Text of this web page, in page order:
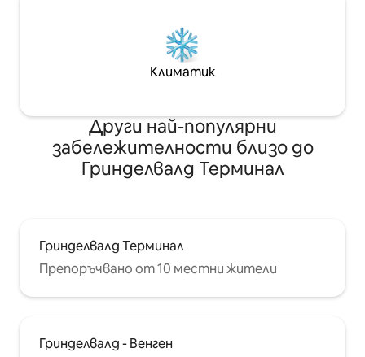
Климатик
Други най-популярни
забележителности близо до
Гринделвалд Терминал
Гринделвалд Терминал
Препоръчвано от 10 местни жители
Гринделвалд - Венген